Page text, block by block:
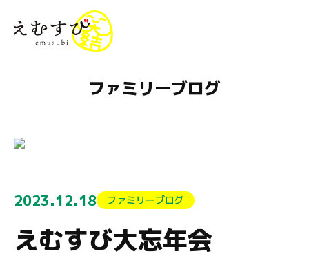
ファミリーブログ
2023.12.18 ファミリーブログ
えむすび大忘年会